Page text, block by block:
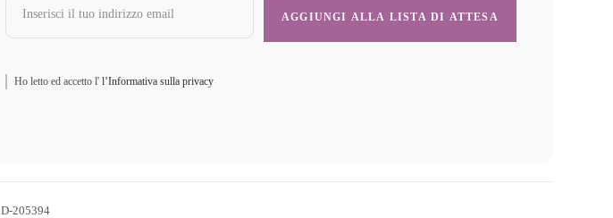
Ho letto ed accetto l'l’Informativa sulla privacy
D-205394